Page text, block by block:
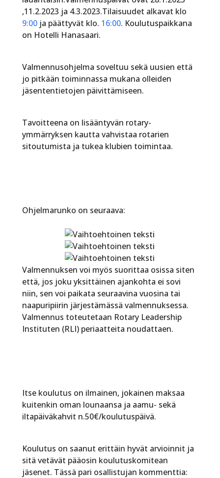
,11.2.2023 ja 4.3.2023.Tilaisuudet alkavat klo
9:00ja päättyvät klo. 16:00. Koulutuspaikkana
on Hotelli Hanasaari.
Valmennusohjelma soveltuu sekä uusien että
jo pitkään toiminnassa mukana olleiden
jäsententietojen päivittämiseen.
Tavoitteena on lisääntyvän rotary-
ymmärryksen kautta vahvistaa rotarien
sitoutumista ja tukea klubien toimintaa.
Ohjelmarunko on seuraava:
Valmennuksen voi myös suorittaa osissa siten
että, jos joku yksittäinen ajankohta ei sovi
niin, sen voi paikata seuraavina vuosina tai
naapuripiirin järjestämässä valmennuksessa.
Valmennus toteutetaan Rotary Leadership
Instituten (RLI) periaatteita noudattaen.
Itse koulutus on ilmainen, jokainen maksaa
kuitenkin oman lounaansa ja aamu- sekä
iltapäiväkahvit n.50€/koulutuspäivä.
Koulutus on saanut erittäin hyvät arvioinnit ja
sitä vetävät pääosin koulutuskomitean
jäsenet. Tässä pari osallistujan kommenttia: